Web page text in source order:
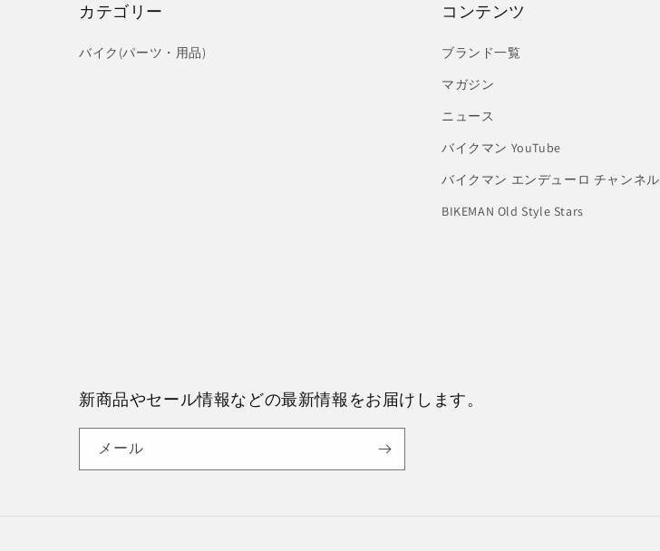
カテゴリー
バイク(パーツ・用品)
コンテンツ
ブランド一覧
マガジン
ニュース
バイクマン YouTube
バイクマン エンデューロ チャンネル
BIKEMAN Old Style Stars
新商品やセール情報などの最新情報をお届けします。
メール